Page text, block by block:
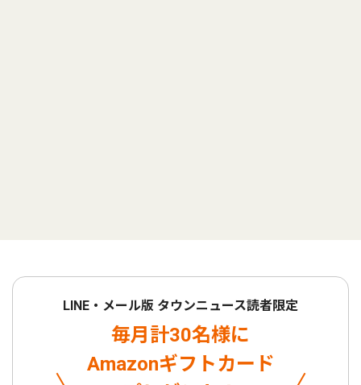
LINE・メール版 タウンニュース読者限定
毎月計30名様に
Amazonギフトカード